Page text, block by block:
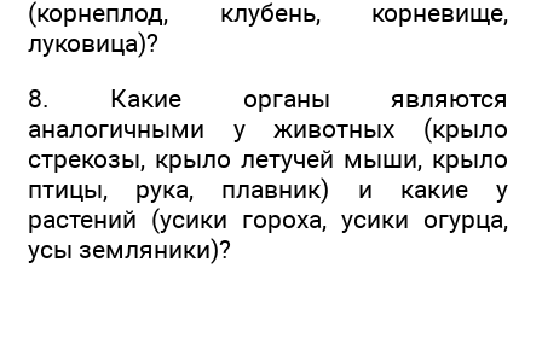
(корнеплод, клубень, корневище,
луковица)?
8. Какие органы являются
аналогичными у животных (крыло
стрекозы, крыло летучей мыши, крыло
птицы, рука, плавник) и какие у
растений (усики гороха, усики огурца,
усы земляники)?